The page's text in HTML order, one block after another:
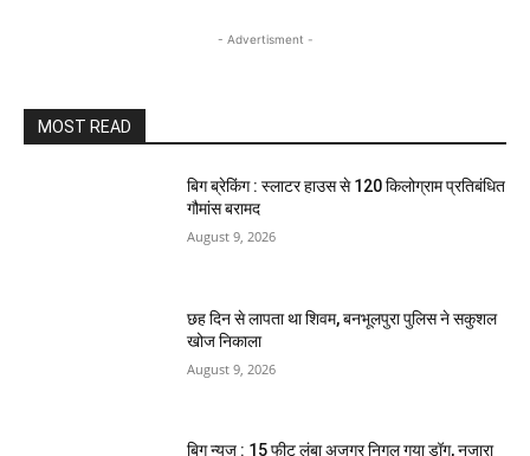
- Advertisment -
MOST READ
बिग ब्रेकिंग : स्लाटर हाउस से 120 किलोग्राम प्रतिबंधित
गौमांस बरामद
August 9, 2026
छह दिन से लापता था शिवम, बनभूलपुरा पुलिस ने सकुशल
खोज निकाला
August 9, 2026
बिग न्यूज : 15 फीट लंबा अजगर निगल गया डॉग, नजारा